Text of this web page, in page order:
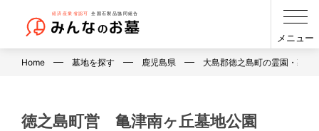
メニュー
Home 墓地を探す 鹿児島県 大島郡徳之島町の霊園・墓地
徳之島町営 亀津南ヶ丘墓地公園